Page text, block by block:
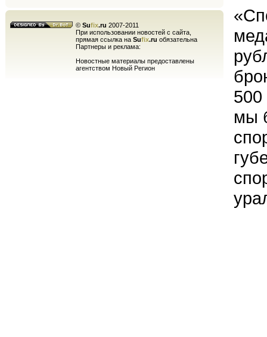
© Sufix.ru 2007-2011
При использовании новостей с сайта,
прямая ссылка на Sufix.ru обязательна
Партнеры и реклама:
Новостные материалы предоставлены
агентством Новый Регион
500
мы